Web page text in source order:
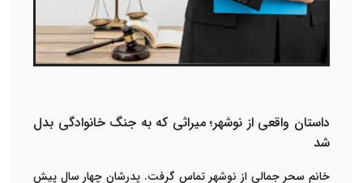
داستان واقعی از نوشهر؛ میراثی که به جنگ خانوادگی بدل
شد
خانم سحر جمالی از نوشهر تماس گرفت. پدرشان چهار سال پیش